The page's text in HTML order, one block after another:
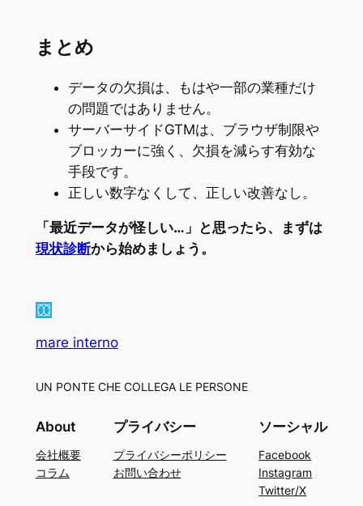
まとめ
データの欠損は、もはや一部の業種だけ
の問題ではありません。
サーバーサイドGTMは、ブラウザ制限や
ブロッカーに強く、欠損を減らす有効な
手段です。
正しい数字なくして、正しい改善なし。
「最近データが怪しい…」と思ったら、まずは
現状診断から始めましょう。
mare interno
UN PONTE CHE COLLEGA LE PERSONE
About
会社概要
コラム
プライバシー
プライバシーポリシー
お問い合わせ
ソーシャル
Facebook
Instagram
Twitter/X